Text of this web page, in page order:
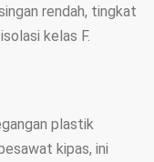
rendah, tingkat
kelas F.
plastik
kipas, ini